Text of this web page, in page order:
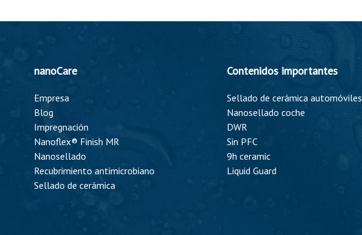
nanoCare
Empresa
Blog
Impregnación
Nanoflex® Finish MR
Nanosellado
Recubrimiento antimicrobiano
Sellado de cerámica
Contenidos importantes
Sellado de cerámica automóviles
Nanosellado coche
DWR
Sin PFC
9h ceramic
Liquid Guard